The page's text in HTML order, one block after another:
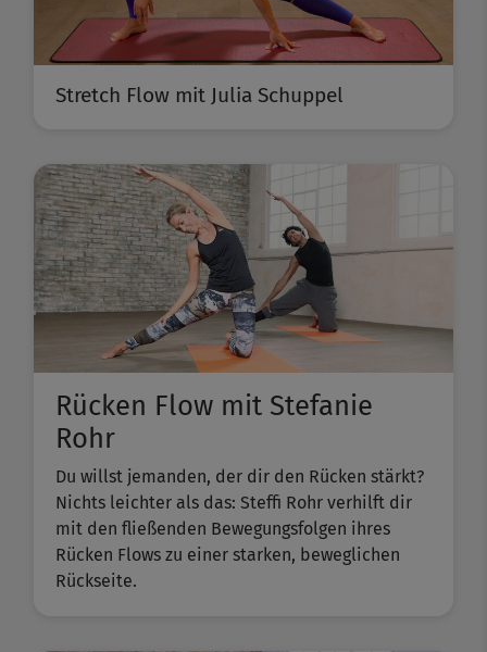
Stretch Flow mit Julia Schuppel
Rücken Flow mit Stefanie
Rohr
Du willst jemanden, der dir den Rücken stärkt?
Nichts leichter als das: Steffi Rohr verhilft dir
mit den fließenden Bewegungsfolgen ihres
Rücken Flows zu einer starken, beweglichen
Rückseite.